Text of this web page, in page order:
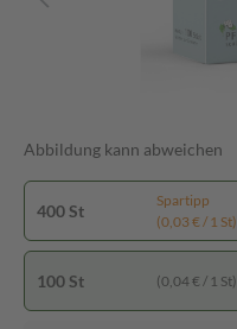
Abbildung kann abweichen
400 St
Spartipp
(0,03 € / 1 St)
100 St (0,04 € / 1 St)